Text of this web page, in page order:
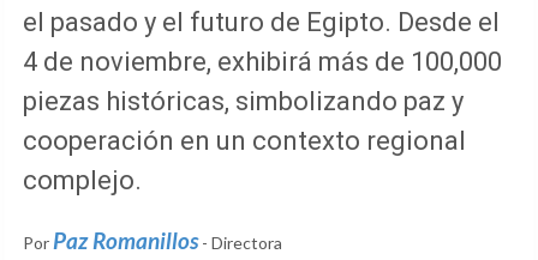
el pasado y el futuro de Egipto. Desde el
4 de noviembre, exhibirá más de 100,000
piezas históricas, simbolizando paz y
cooperación en un contexto regional
complejo.
Por Paz Romanillos - Directora